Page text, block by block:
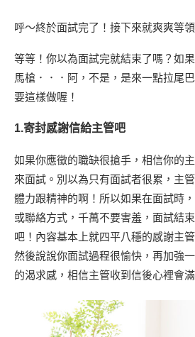
呼～終於面試完了！接下來就爽爽等領
等等！你以為面試完就結束了嗎？如
馬槍．．．阿，不是，是來一點拉尾
要這樣做喔！
1.寄封感謝信給主管吧
如果你應徵的職缺很搶手，相信你的
來面試。別以為只有面試者很累，主
體力跟精神的啊！所以如果在面試時
或聯絡方式，千萬不要害羞，面試結
吧！內容基本上就四平八穩的感謝主
然後說說你面試過程很愉快，再加強
的渴求感，相信主管收到信後心裡會